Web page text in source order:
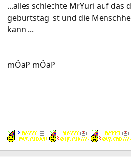
r
t
e
...alles schlechte MrYuri auf das
geburtstag ist und die
kann ...
mÖäP mÖäP